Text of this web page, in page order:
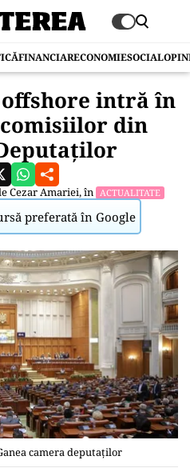
FINANCIARECONOMIESOCIAL
intră în
din
Cezar Amariei, în ACTUALITATE
preferată în Google
camera deputaților